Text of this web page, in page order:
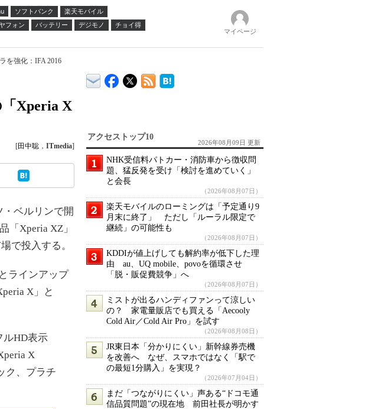
ソフトバンク
楽天モバイル
フォン バッテリー デジモノ
チョイ得
マイページ
を強化：IFA 2016
Xperia X
[田中聡 ， ITmedia]
ベルリンで開
「Xperia XZ」
で投入する。
ラインアップ
X」と
HD表示
X
ク、プラチ
アクセストップ10
2026年08月09日 更新
NHK受信料パトカー・消防車から徴収問
題、猛反発を受け「検討を進めていく」
と会長
（2026年08月07日）
楽天モバイルのローミングは「予定通り9
月末に終了」 ただし「ルーラル限定で
継続」の可能性も
（2026年08月07日）
KDDIが値上げしても解約率が低下した理
由 au、UQ mobile、povoを循環させ
「脱・販促費競争」へ
（2026年08月07日）
ミストが出るハンディファンって涼しい
の？ 家電量販店でも買える「Aecooly
Cold Air／Cold Air Pro」を試す
（2026年08月08日）
JR東日本「分かりにくい」新幹線券売機
を改善へ なぜ、スマホではなく「駅で
の最短1分購入」を実現？
（2026年07月04日）
まだ「つながりにくい」声ある“ドコモ通
信品質問題”の現在地 前田社長が明かす